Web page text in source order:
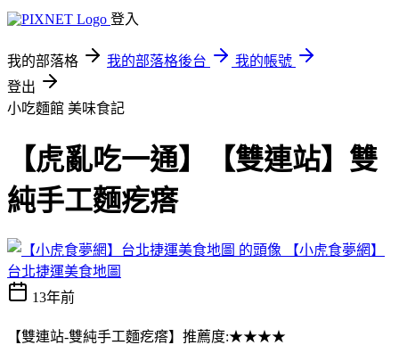
登入
我的部落格 我的部落格後台
我的帳號
登出
小吃麵館 美味食記
【虎亂吃一通】【雙連站】雙
純手工麵疙瘩
【小虎食夢網】
台北捷運美食地圖
13年前
【雙連站-雙純手工麵疙瘩】推薦度:★★★★